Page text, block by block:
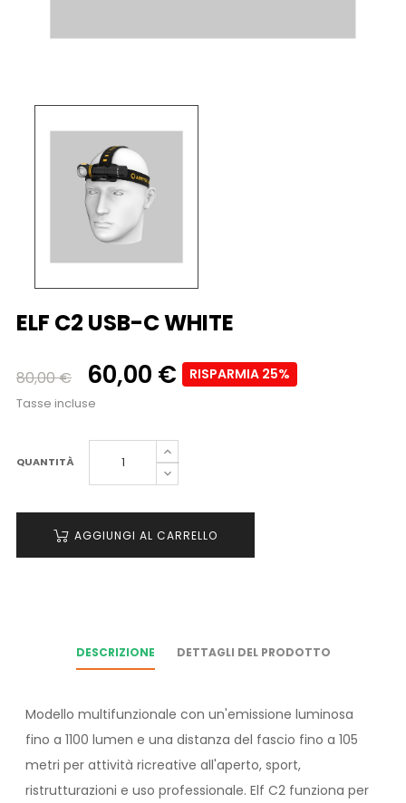
ELF C2 USB-C WHITE
80,00 € 60,00 € RISPARMIA 25%
Tasse incluse
QUANTITÀ
AGGIUNGI AL CARRELLO
DESCRIZIONE DETTAGLI DEL PRODOTTO
Modello multifunzionale con un'emissione luminosa
fino a 1100 lumen e una distanza del fascio fino a 105
metri per attività ricreative all'aperto, sport,
ristrutturazioni e uso professionale. Elf C2 funziona per